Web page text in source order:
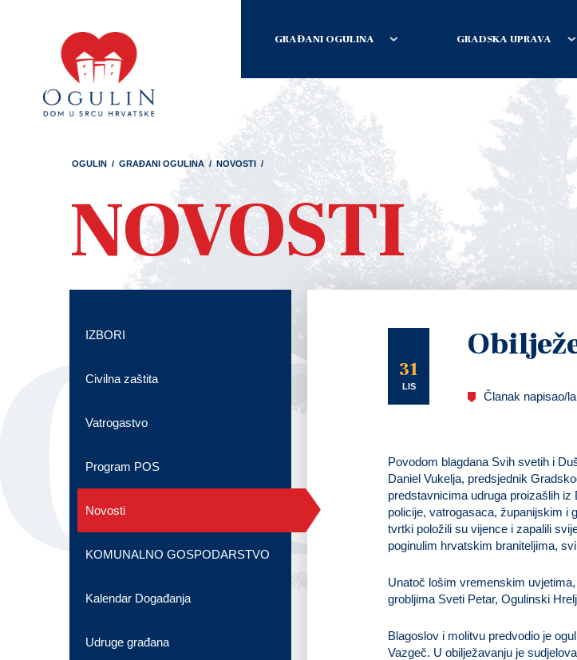
GRAĐANI OGULINA GRADSKA UPRAVA
OGULIN / GRAĐANI OGULINA / NOVOSTI /
NOVOSTI
31
LIS
Članak napisao/
Povodom blagdana Svih svetih i
Daniel Vukelja, predsjednik
predstavnicima udruga proizašlih
policije, vatrogasaca, županijskim i
tvrtki položili su vijence i zapalili
poginulim hrvatskim braniteljima,
Unatoč lošim vremenskim
grobljima Sveti Petar, Ogulinski
Blagoslov i molitvu predvodio je
Vazgeč. U obilježavanju je
IZBORI
Civilna zaštita
Vatrogastvo
Program POS
Novosti
KOMUNALNO GOSPODARSTVO
Kalendar Događanja
Udruge građana